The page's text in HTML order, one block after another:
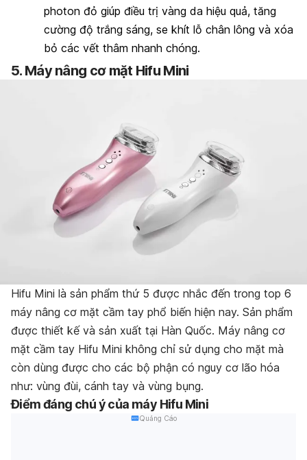
photon đỏ giúp điều trị vàng da hiệu quả, tăng
cường độ trắng sáng, se khít lỗ chân lông và xóa
bỏ các vết thâm nhanh chóng.
5. Máy nâng cơ mặt Hifu Mini
Hifu Mini là sản phẩm thứ 5 được nhắc đến trong top 6
máy nâng cơ mặt cầm tay phổ biến hiện nay. Sản phẩm
được thiết kế và sản xuất tại Hàn Quốc. Máy nâng cơ
mặt cầm tay Hifu Mini không chỉ sử dụng cho mặt mà
còn dùng được cho các bộ phận có nguy cơ lão hóa
như: vùng đùi, cánh tay và vùng bụng.
Điểm đáng chú ý của máy Hifu Mini
Quảng Cáo